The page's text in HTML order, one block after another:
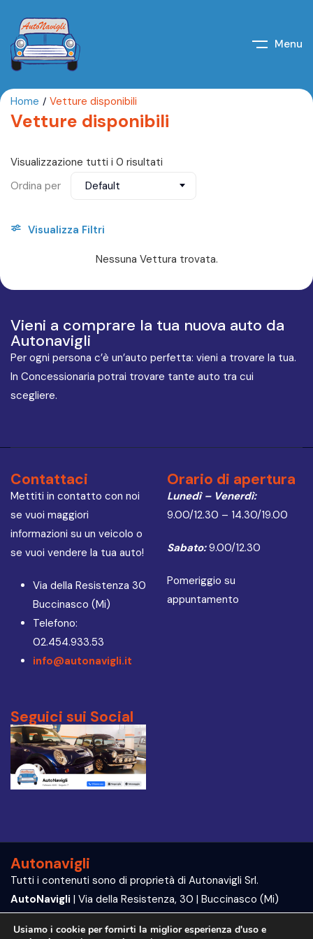
Menu
Home Vetture disponibili
Vetture disponibili
Visualizzazione tutti i 0 risultati
Ordina per
Default
Visualizza Filtri
Nessuna Vettura trovata.
Vieni a comprare la tua nuova auto da
Autonavigli
Per ogni persona c’è un’auto perfetta: vieni a trovare la tua.
In Concessionaria potrai trovare tante auto tra cui
scegliere.
Contattaci
Mettiti in contatto con noi
se vuoi maggiori
informazioni su un veicolo o
se vuoi vendere la tua auto!
Via della Resistenza 30
Buccinasco (Mi)
Telefono:
02.454.933.53
info@autonavigli.it
Orario di apertura
Lunedì – Venerdì:
9.00/12.30 – 14.30/19.00
Sabato:9.00/12.30
Pomeriggio su
appuntamento
Seguici sui Social
Autonavigli
Tutti i contenuti sono di proprietà di Autonavigli Srl.
AutoNavigli | Via della Resistenza, 30 | Buccinasco (Mi)
Usiamo i cookie per fornirti la miglior esperienza d'uso e